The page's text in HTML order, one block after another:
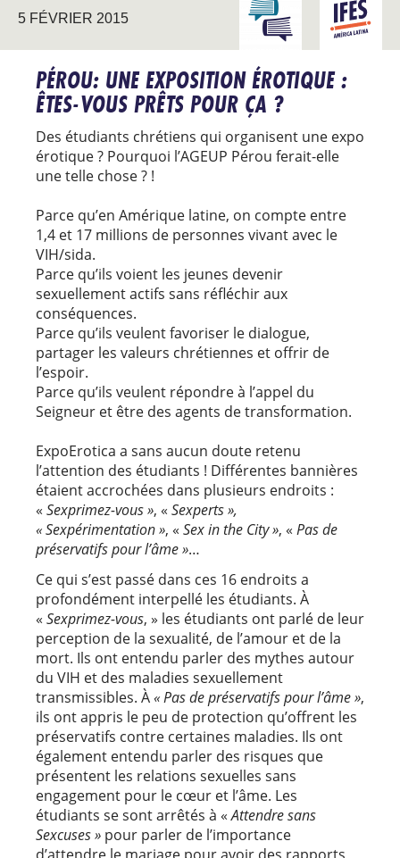
5 FÉVRIER 2015
INTERAGIR AVEC
L’UNIVERSITÉLATINE
PÉROU: UNE EXPOSITION ÉROTIQUE :
ÊTES-VOUS PRÊTS POUR ÇA ?
Des étudiants chrétiens qui organisent une expo
érotique ? Pourquoi l’AGEUP Pérou ferait-elle
une telle chose ? !
Parce qu’en Amérique latine, on compte entre
1,4 et 17 millions de personnes vivant avec le
VIH/sida.
Parce qu’ils voient les jeunes devenir
sexuellement actifs sans réfléchir aux
conséquences.
Parce qu’ils veulent favoriser le dialogue,
partager les valeurs chrétiennes et offrir de
l’espoir.
Parce qu’ils veulent répondre à l’appel du
Seigneur et être des agents de transformation.
ExpoErotica a sans aucun doute retenu
l’attention des étudiants ! Différentes bannières
étaient accrochées dans plusieurs endroits :
« Sexprimez-vous », « Sexperts »,
« Sexpérimentation », « Sex in the City », « Pas de
préservatifs pour l’âme »…
Ce qui s’est passé dans ces 16 endroits a
profondément interpellé les étudiants. À
« Sexprimez-vous, » les étudiants ont parlé de leur
perception de la sexualité, de l’amour et de la
mort. Ils ont entendu parler des mythes autour
du VIH et des maladies sexuellement
transmissibles. À« Pas de préservatifs pour l’âme »,
ils ont appris le peu de protection qu’offrent les
préservatifs contre certaines maladies. Ils ont
également entendu parler des risques que
présentent les relations sexuelles sans
engagement pour le cœur et l’âme. Les
étudiants se sont arrêtés à «Attendre sans
Sexcuses » pour parler de l’importance